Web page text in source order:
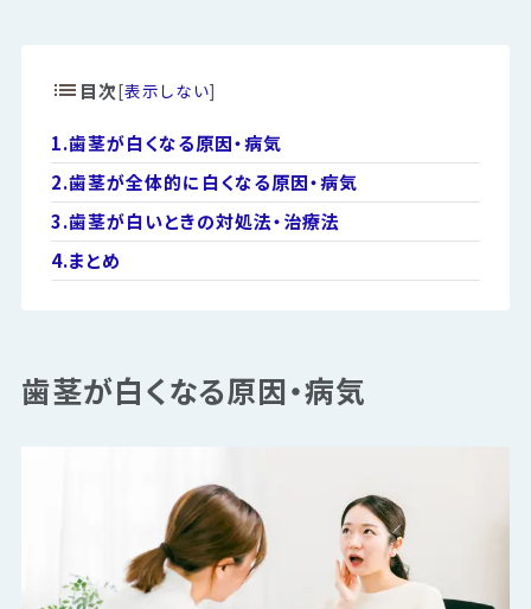
目次[表示しない]
1.歯茎が白くなる原因・病気
2.歯茎が全体的に白くなる原因・病気
3.歯茎が白いときの対処法・治療法
4.まとめ
歯茎が白くなる原因・病気